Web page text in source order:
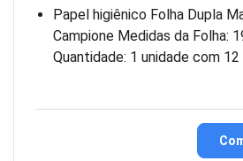
Papel higiênico Folha Dupla
Campione Medidas da Folha:
Quantidade: 1 unidade com 12